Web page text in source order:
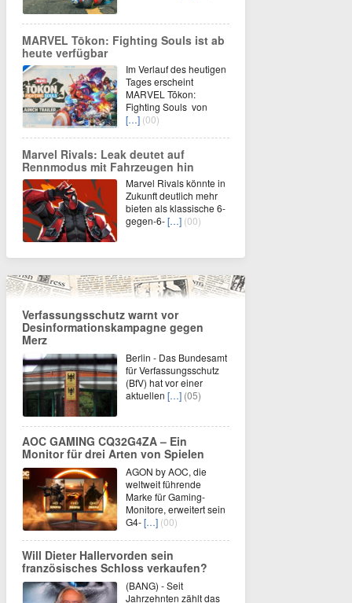
MARVEL Tōkon: Fighting Souls ist ab
heute verfügbar
Im Verlauf des heutigen
Tages erscheint
MARVEL Tōkon:
Fighting Souls von
[…] (00)
Marvel Rivals: Leak deutet auf
Rennmodus mit Fahrzeugen hin
Marvel Rivals könnte in
Zukunft deutlich mehr
bieten als klassische 6-
gegen-6-[…] (00)
Verfassungsschutz warnt vor
Desinformationskampagne gegen
Merz
Berlin - Das Bundesamt
für Verfassungsschutz
(BfV) hat vor einer
aktuellen […] (05)
AOC GAMING CQ32G4ZA – Ein
Monitor für drei Arten von Spielen
AGON by AOC, die
weltweit führende
Marke für Gaming-
Monitore, erweitert sein
G4-[…] (00)
Will Dieter Hallervorden sein
französisches Schloss verkaufen?
(BANG) - Seit
Jahrzehnten zählt das